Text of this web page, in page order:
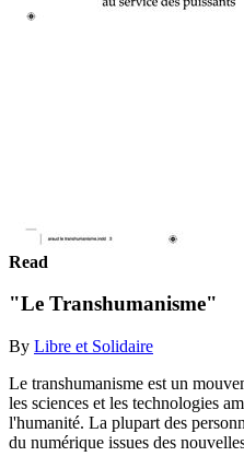
Read
"Le Transhumanisme"
By Libre et Solidaire
Le transhumanisme est un
les sciences et les technologies
l'humanité. La plupart des
du numérique issues des